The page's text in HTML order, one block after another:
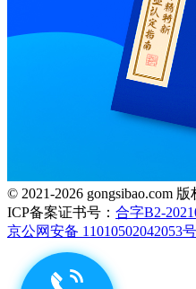
© 2021-2026 gongsibao.com
ICP备案证书号： 合字B2-
京公网安备 11010502042053号